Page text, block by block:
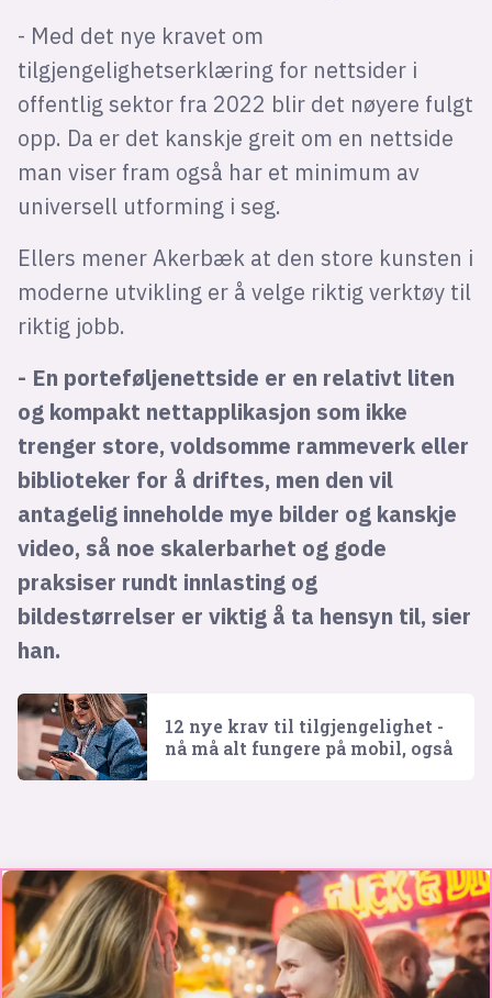
- Med det nye kravet om
tilgjengelighetserklæring for nettsider i
offentlig sektor fra 2022 blir det nøyere fulgt
opp. Da er det kanskje greit om en nettside
man viser fram også har et minimum av
universell utforming i seg.
Ellers mener Akerbæk at den store kunsten i
moderne utvikling er å velge riktig verktøy til
riktig jobb.
- En porteføljenettside er en relativt liten
og kompakt nettapplikasjon som ikke
trenger store, voldsomme rammeverk eller
biblioteker for å driftes, men den vil
antagelig inneholde mye bilder og kanskje
video, så noe skalerbarhet og gode
praksiser rundt innlasting og
bildestørrelser er viktig å ta hensyn til, sier
han.
12 nye krav til tilgjengelighet -
nå må alt fungere på mobil, også